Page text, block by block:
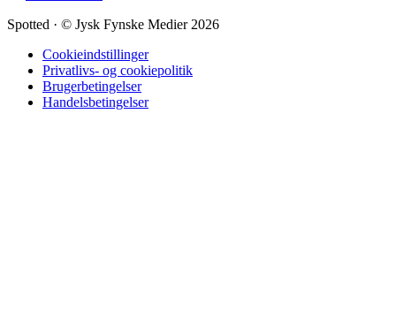
Spotted · © Jysk Fynske Medier 2026
Cookieindstillinger
Privatlivs- og cookiepolitik
Brugerbetingelser
Handelsbetingelser